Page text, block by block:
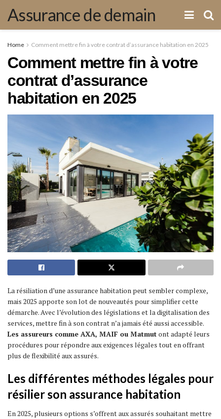
Assurance de demain
Home Comment mettre fin à votre contrat d’assurance habitation en 2025
Comment mettre fin à votre
contrat d’assurance
habitation en 2025
La résiliation d’une assurance habitation peut sembler complexe,
mais 2025 apporte son lot de nouveautés pour simplifier cette
démarche. Avec l’évolution des législations et la digitalisation des
services, mettre fin à son contrat n’a jamais été aussi accessible.
Les assureurs comme AXA, MAIF ou Matmut ont adapté leurs
procédures pour répondre aux exigences légales tout en offrant
plus de flexibilité aux assurés.
Les différentes méthodes légales pour
résilier son assurance habitation
En 2025, plusieurs options s’offrent aux assurés souhaitant mettre